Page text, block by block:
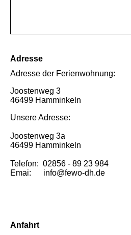
Adresse
Adresse der Ferienwohnung:
Joostenweg 3
46499 Hamminkeln
Unsere Adresse:
Joostenweg 3a
46499 Hamminkeln
Telefon: 02856 - 89 23 984
Emai: info@fewo-dh.de
Anfahrt